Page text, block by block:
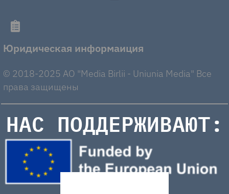
Юридическая информаиция
© 2018-2025 AO "Media Birlii - Uniunia Media" Все
права защищены
НАС ПОДДЕРЖИВАЮТ: